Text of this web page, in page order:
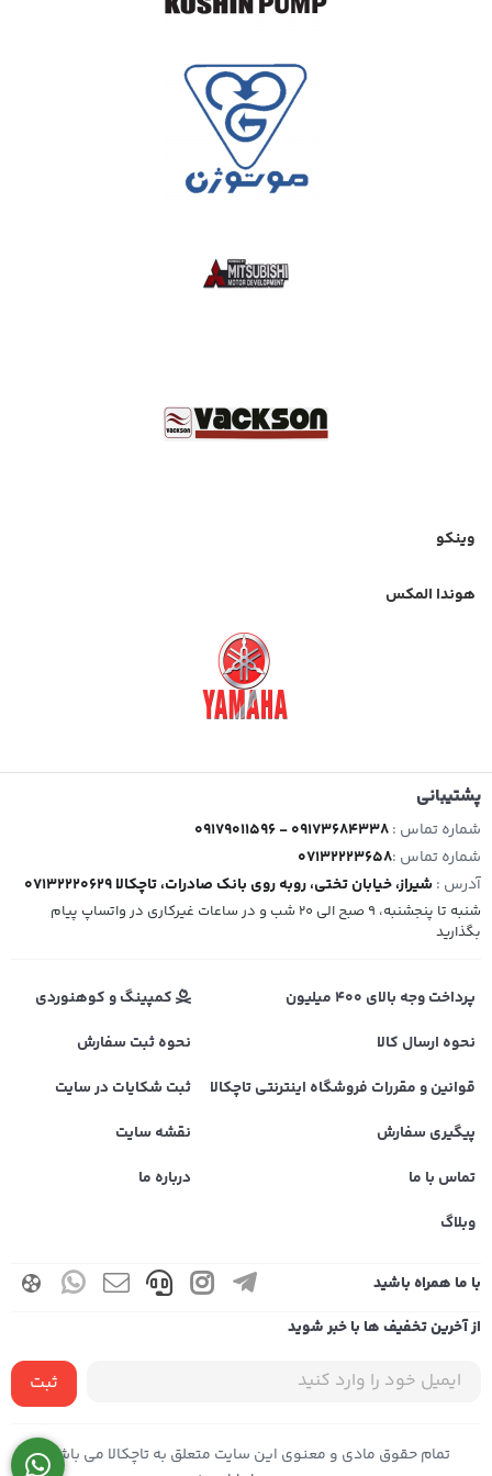
وینکو
هوندا المکس
پشتیبانی
شماره تماس :09179011596 - 09173684338
شماره تماس :07132223658
آدرس :شیراز، خیابان تختی، روبه روی بانک صادرات، تاچکالا 07132220629
شنبه تا پنجشنبه، 9 صبح الی 20 شب و در ساعات غیرکاری در واتساپ پیام
بگذارید
پرداخت وجه بالای 400 میلیون
کمپینگ و کوهنوردی
نحوه ارسال کالا
نحوه ثبت سفارش
قوانین و مقررات فروشگاه اینترنتی تاچکالا
ثبت شکایات در سایت
پیگیری سفارش
نقشه سایت
تماس با ما
درباره ما
وبلاگ
با ما همراه باشید
از آخرین تخفیف ها با خبر شوید
ثبت
تمام حقوق مادی و معنوی این سایت متعلق به تاچکالا می باشد |